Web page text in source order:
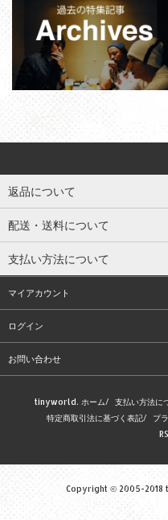
返品について
配送・送料について
支払い方法について
マイアカウント
ログイン
お問い合わせ
tinyworld. ホーム/ 支払い方法に
特定商取引法に基づく表記/ プ
Copyright © 2005-